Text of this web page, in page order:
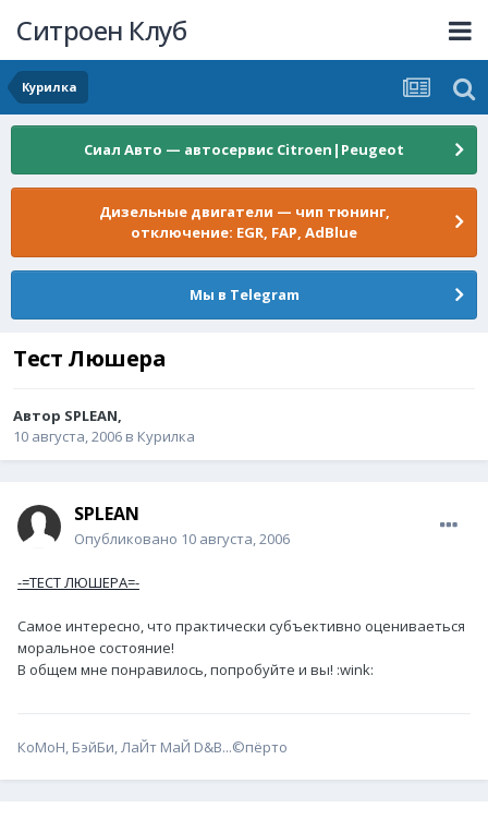
Ситроен Клуб
Курилка
Сиал Авто — автосервис Citroen|Peugeot
Дизельные двигатели — чип тюнинг,
отключение: EGR, FAP, AdBlue
Мы в Telegram
Тест Люшера
Автор SPLEAN,
10 августа, 2006 в Курилка
SPLEAN
Опубликовано 10 августа, 2006
-=ТЕСТ ЛЮШЕРА=-
Самое интересно, что практически субъективно оцениваеться
моральное состояние!
В общем мне понравилось, попробуйте и вы! :wink:
КоМоН, БэйБи, ЛаЙт МаЙ D&B...©пёрто